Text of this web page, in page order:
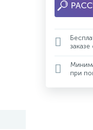
при